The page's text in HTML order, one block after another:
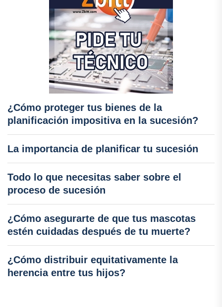
¿Cómo proteger tus bienes de la
planificación impositiva en la sucesión?
La importancia de planificar tu sucesión
Todo lo que necesitas saber sobre el
proceso de sucesión
¿Cómo asegurarte de que tus mascotas
estén cuidadas después de tu muerte?
¿Cómo distribuir equitativamente la
herencia entre tus hijos?